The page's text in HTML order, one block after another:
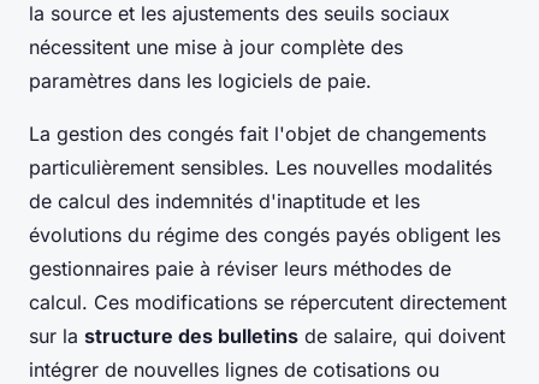
la source et les ajustements des seuils sociaux
nécessitent une mise à jour complète des
paramètres dans les logiciels de paie.
La gestion des congés fait l'objet de changements
particulièrement sensibles. Les nouvelles modalités
de calcul des indemnités d'inaptitude et les
évolutions du régime des congés payés obligent les
gestionnaires paie à réviser leurs méthodes de
calcul. Ces modifications se répercutent directement
sur la structure des bulletins de salaire, qui doivent
intégrer de nouvelles lignes de cotisations ou